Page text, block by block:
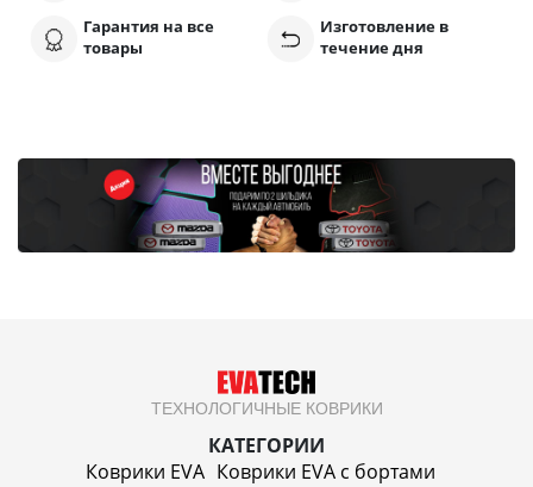
Гарантия на все
товары
Изготовление в
течение дня
ТЕХНОЛОГИЧНЫЕ КОВРИКИ
КАТЕГОРИИ
Коврики EVA Коврики EVA c бортами